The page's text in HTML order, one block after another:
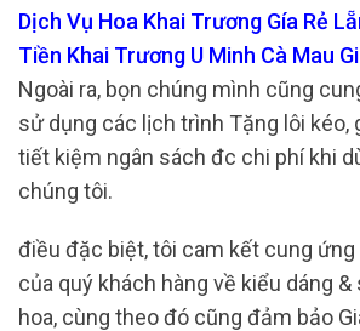
Dịch Vụ Hoa Khai Trương Gía Rẻ
Tiền Khai Trương U Minh Cà Mau
Ngoài ra, bọn chúng mình cũng
sử dụng các lịch trình Tặng lôi kéo,
tiết kiệm ngân sách đc chi phí khi
chúng tôi.
điều đặc biệt, tôi cam kết cung
của quý khách hàng về kiểu dáng
hoa, cùng theo đó cũng đảm bảo